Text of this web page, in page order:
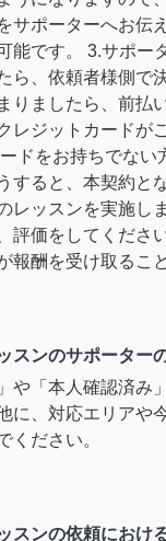
サポーターへお伝
能です。 3.サポー
ら、依頼者様側で
りましたら、前払
レジットカードが
ドをお持ちでない
すると、本契約と
レッスンを実施し
評価をしてくださ
報酬を受け取るこ
スンのサポーター
や「本人確認済み
に、対応エリアや
ください。
スンの依頼におけ